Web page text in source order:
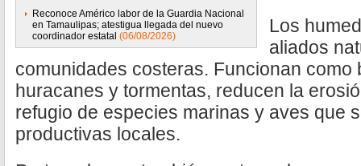
Reconoce Américo labor de la Guardia Nacional
en Tamaulipas; atestigua llegada del nuevo
coordinador estatal (06/08/2026)
Los
aliados
comunidades costeras. Funcionan como
huracanes y tormentas, reducen la
refugio de especies marinas y aves que
productivas locales.